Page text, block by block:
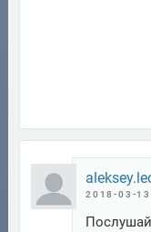
2018-03-